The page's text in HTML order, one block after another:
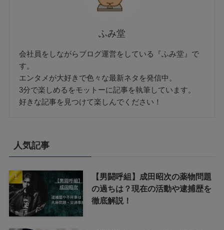
ふみ堂
会社員をしながらブログ運営をしている『ふみ堂』で
す。
エンタメが大好きで色々な最新ネタを発信中。
3分で楽しめるをモットーに記事を執筆しています。
好きな記事を見つけて楽しんでください！
人気記事
【男闘呼組】成田昭次の薬物問題
の過ちは？現在の活動や逮捕歴を
徹底解説！